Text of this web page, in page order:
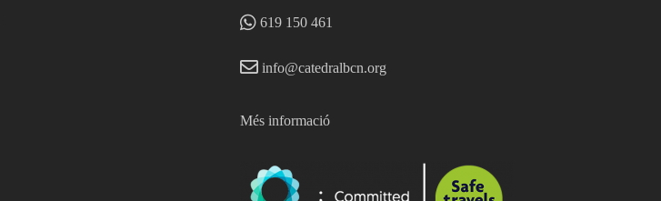
619 150 461
info@catedralbcn.org
Més informació